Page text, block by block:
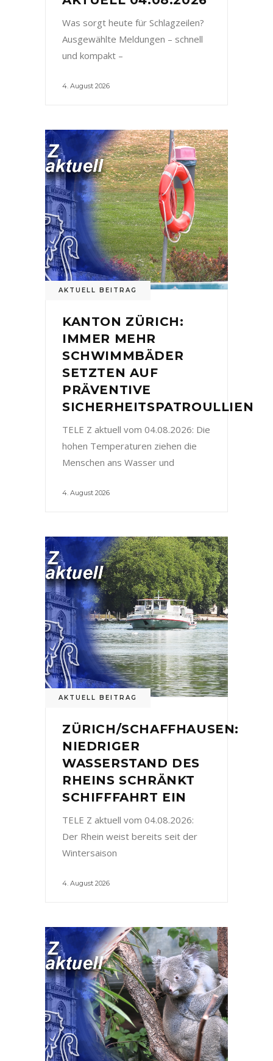
Was sorgt heute für Schlagzeilen?
Ausgewählte Meldungen – schnell
und kompakt –
4. August 2026
AKTUELL BEITRAG
KANTON ZÜRICH:
IMMER MEHR
SCHWIMMBÄDER
SETZTEN AUF
PRÄVENTIVE
SICHERHEITSPATROULLIEN
TELE Z aktuell vom 04.08.2026: Die
hohen Temperaturen ziehen die
Menschen ans Wasser und
4. August 2026
AKTUELL BEITRAG
ZÜRICH/SCHAFFHAUSEN:
NIEDRIGER
WASSERSTAND DES
RHEINS SCHRÄNKT
SCHIFFFAHRT EIN
TELE Z aktuell vom 04.08.2026:
Der Rhein weist bereits seit der
Wintersaison
4. August 2026